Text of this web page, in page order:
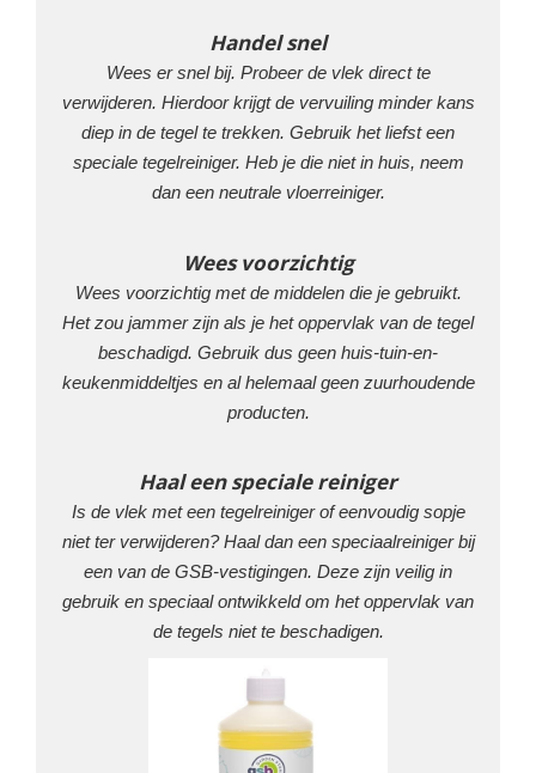
Handel snel
Wees er snel bij. Probeer de vlek direct te
verwijderen. Hierdoor krijgt de vervuiling minder kans
diep in de tegel te trekken. Gebruik het liefst een
speciale tegelreiniger. Heb je die niet in huis, neem
dan een neutrale vloerreiniger.
Wees voorzichtig
Wees voorzichtig met de middelen die je gebruikt.
Het zou jammer zijn als je het oppervlak van de tegel
beschadigd. Gebruik dus geen huis-tuin-en-
keukenmiddeltjes en al helemaal geen zuurhoudende
producten.
Haal een speciale reiniger
Is de vlek met een tegelreiniger of eenvoudig sopje
niet ter verwijderen? Haal dan een speciaalreiniger bij
een van de GSB-vestigingen. Deze zijn veilig in
gebruik en speciaal ontwikkeld om het oppervlak van
de tegels niet te beschadigen.